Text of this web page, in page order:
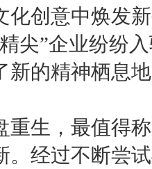
化创意中焕发
尖”企业纷纷
新的精神栖息
生，最值得称
。经过不断尝